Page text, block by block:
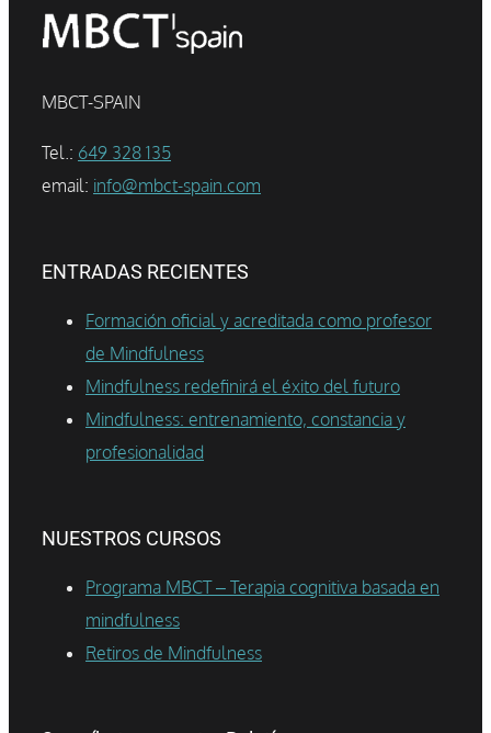
MBCT-SPAIN
Tel.: 649 328 135
email: info@mbct-spain.com
ENTRADAS RECIENTES
Formación oficial y acreditada como profesor
de Mindfulness
Mindfulness redefinirá el éxito del futuro
Mindfulness: entrenamiento, constancia y
profesionalidad
NUESTROS CURSOS
Programa MBCT – Terapia cognitiva basada en
mindfulness
Retiros de Mindfulness